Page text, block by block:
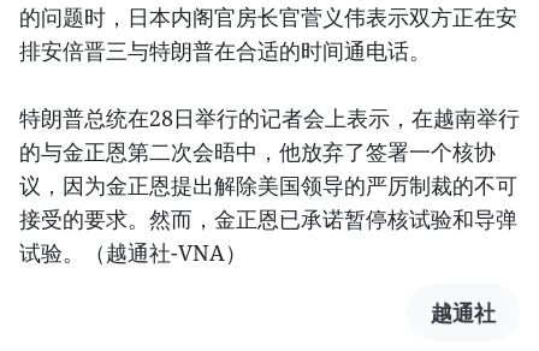
的问题时，日本内阁官房长官菅义伟表示双方正在安
排安倍晋三与特朗普在合适的时间通电话。
特朗普总统在28日举行的记者会上表示，在越南举行
的与金正恩第二次会晤中，他放弃了签署一个核协
议，因为金正恩提出解除美国领导的严厉制裁的不可
接受的要求。然而，金正恩已承诺暂停核试验和导弹
试验。（越通社-VNA）
越通社